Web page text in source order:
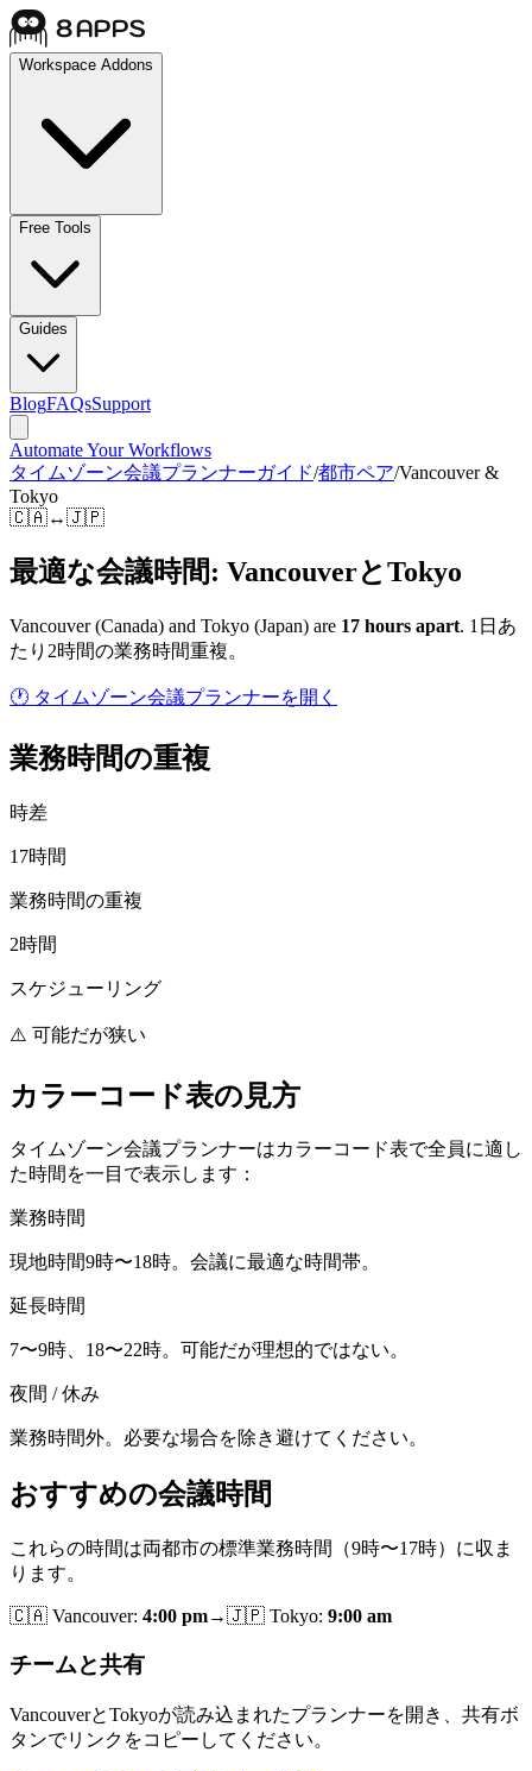
Workspace Addons
Free Tools
Guides
BlogFAQsSupport
Automate Your Workflows
タイムゾーン会議プランナーガイド/都市ペア/Vancouver &
Tokyo
🇨🇦↔🇯🇵
最適な会議時間: VancouverとTokyo
Vancouver(Canada) and Tokyo (Japan) are 17 hours apart. 1日あ
たり2時間の業務時間重複。
🕐 タイムゾーン会議プランナーを開く
業務時間の重複
時差
17時間
業務時間の重複
2時間
スケジューリング
⚠️ 可能だが狭い
カラーコード表の見方
タイムゾーン会議プランナーはカラーコード表で全員に適し
た時間を一目で表示します：
業務時間
現地時間9時〜18時。会議に最適な時間帯。
延長時間
7〜9時、18〜22時。可能だが理想的ではない。
夜間 / 休み
業務時間外。必要な場合を除き避けてください。
おすすめの会議時間
これらの時間は両都市の標準業務時間（9時〜17時）に収ま
ります。
🇨🇦 Vancouver: 4:00 pm→🇯🇵 Tokyo: 9:00 am
チームと共有
VancouverとTokyoが読み込まれたプランナーを開き、共有ボ
タンでリンクをコピーしてください。